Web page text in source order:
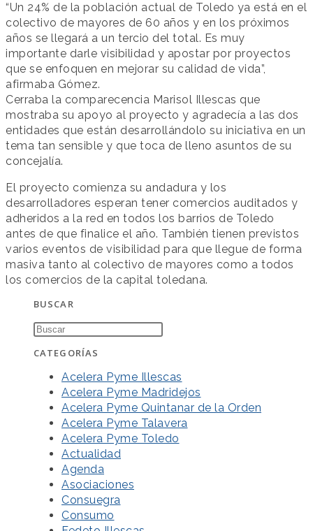
“Un 24% de la población actual de Toledo ya está en el
colectivo de mayores de 60 años y en los próximos
años se llegará a un tercio del total. Es muy
importante darle visibilidad y apostar por proyectos
que se enfoquen en mejorar su calidad de vida”,
afirmaba Gómez.
Cerraba la comparecencia Marisol Illescas que
mostraba su apoyo al proyecto y agradecía a las dos
entidades que están desarrollándolo su iniciativa en un
tema tan sensible y que toca de lleno asuntos de su
concejalía.
El proyecto comienza su andadura y los
desarrolladores esperan tener comercios auditados y
adheridos a la red en todos los barrios de Toledo
antes de que finalice el año. También tienen previstos
varios eventos de visibilidad para que llegue de forma
masiva tanto al colectivo de mayores como a todos
los comercios de la capital toledana.
BUSCAR
CATEGORÍAS
Acelera Pyme Illescas
Acelera Pyme Madridejos
Acelera Pyme Quintanar de la Orden
Acelera Pyme Talavera
Acelera Pyme Toledo
Actualidad
Agenda
Asociaciones
Consuegra
Consumo